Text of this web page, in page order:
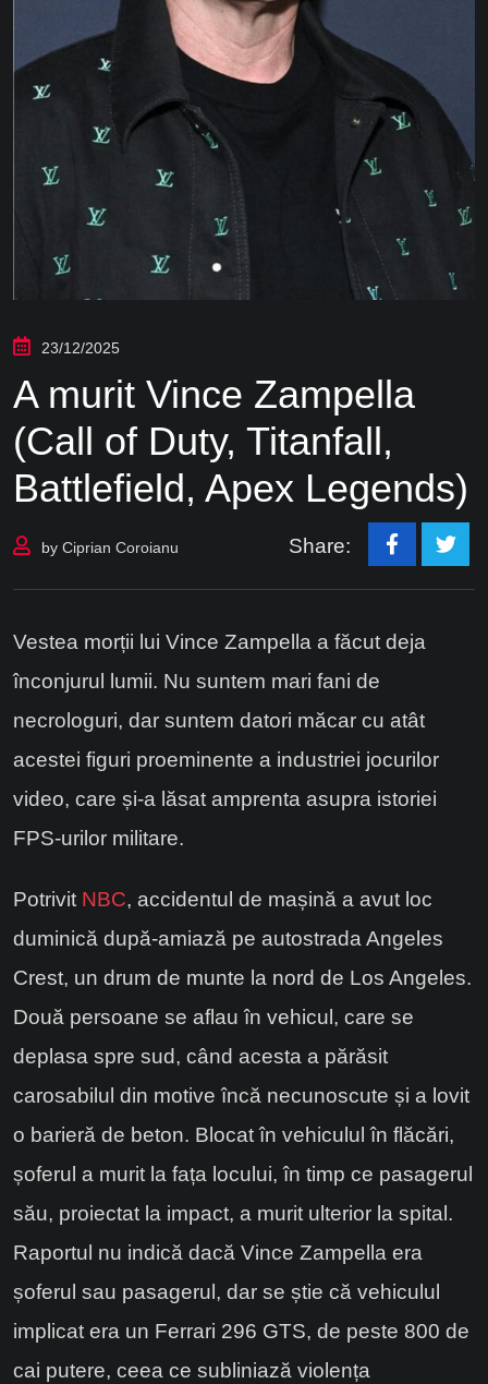
23/12/2025
A murit Vince Zampella
(Call of Duty, Titanfall,
Battlefield, Apex Legends)
by Ciprian Coroianu Share:
Vestea morții lui Vince Zampella a făcut deja
înconjurul lumii. Nu suntem mari fani de
necrologuri, dar suntem datori măcar cu atât
acestei figuri proeminente a industriei jocurilor
video, care și-a lăsat amprenta asupra istoriei
FPS-urilor militare.
Potrivit NBC, accidentul de mașină a avut loc
duminică după-amiază pe autostrada Angeles
Crest, un drum de munte la nord de Los Angeles.
Două persoane se aflau în vehicul, care se
deplasa spre sud, când acesta a părăsit
carosabilul din motive încă necunoscute și a lovit
o barieră de beton. Blocat în vehiculul în flăcări,
șoferul a murit la fața locului, în timp ce pasagerul
său, proiectat la impact, a murit ulterior la spital.
Raportul nu indică dacă Vince Zampella era
șoferul sau pasagerul, dar se știe că vehiculul
implicat era un Ferrari 296 GTS, de peste 800 de
cai putere, ceea ce subliniază violența